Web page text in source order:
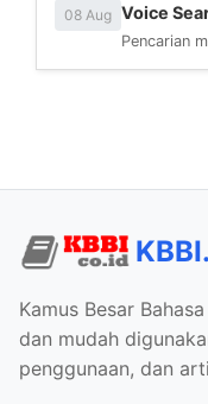
08 Aug Voice
Pencarian
Kamus Besar
dan mudah
penggunaan, dan